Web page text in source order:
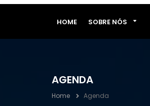
HOME SOBRE NÓS
AGENDA
Home Agenda